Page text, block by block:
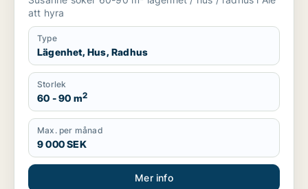
att hyra
Type
Lägenhet, Hus, Radhus
Storlek
60 - 90 m2
Max. per månad
9 000 SEK
Mer info